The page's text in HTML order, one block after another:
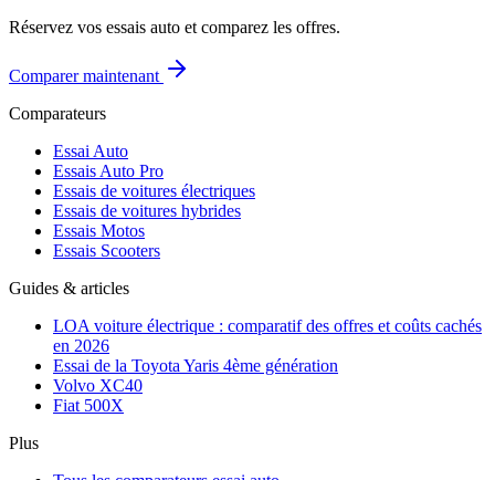
Réservez vos essais auto et comparez les offres.
Comparer maintenant
Comparateurs
Essai Auto
Essais Auto Pro
Essais de voitures électriques
Essais de voitures hybrides
Essais Motos
Essais Scooters
Guides & articles
LOA voiture électrique : comparatif des offres et coûts cachés
en 2026
Essai de la Toyota Yaris 4ème génération
Volvo XC40
Fiat 500X
Plus